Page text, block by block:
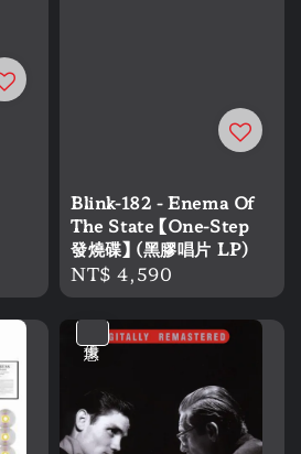
Blink-182 - Enema Of
The State 【One-Step
發燒碟】 (黑膠唱片 LP)
Regular
price
NT$ 4,590